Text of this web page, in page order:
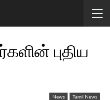
புதிய
News Tamil News